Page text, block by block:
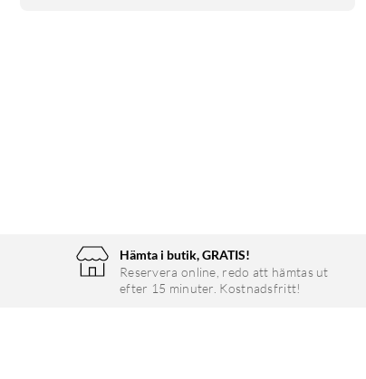
Hämta i butik, GRATIS!
Reservera online, redo att hämtas ut
efter 15 minuter. Kostnadsfritt!